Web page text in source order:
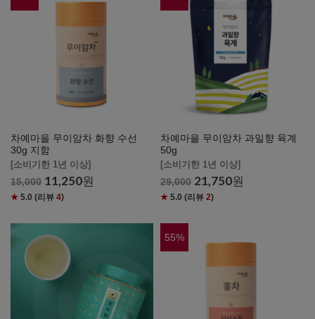
차예마을 무이암차 화향 수선
30g 지함
[소비기한 1년 이상]
15,000 11,250원
★ 5.0 (리뷰 4)
차예마을 무이암차 과일향 육계
50g
[소비기한 1년 이상]
29,000 21,750원
★ 5.0 (리뷰2)
55%